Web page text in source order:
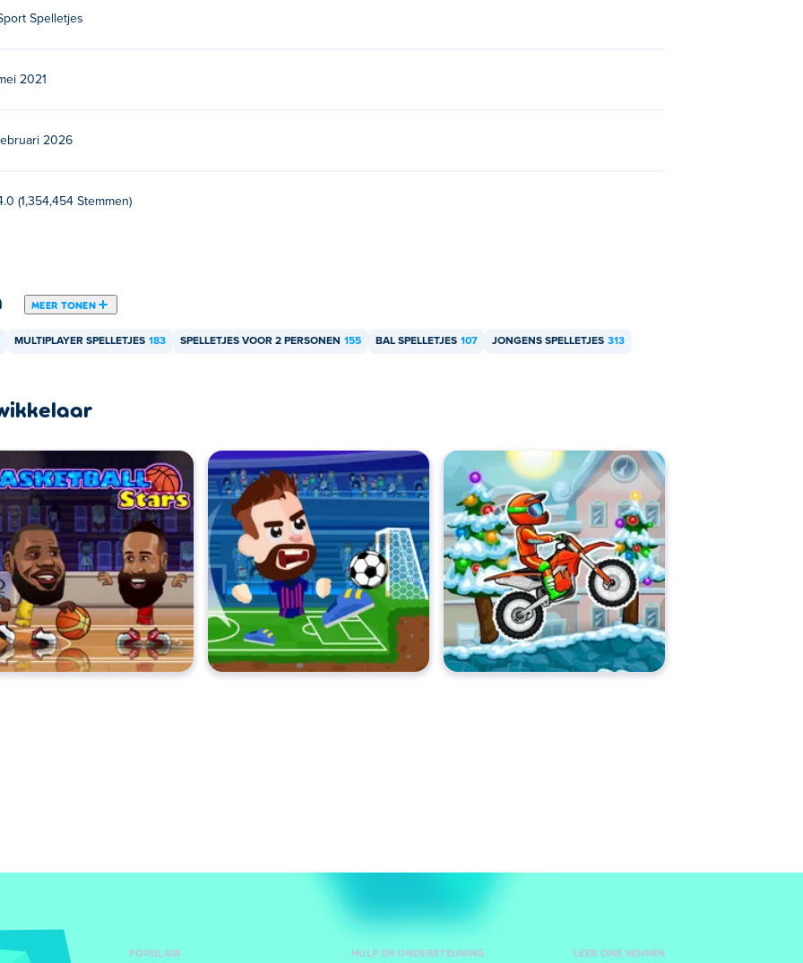
Spelletjes
2021
2026
(1,354,454 Stemmen)
MEER TONEN
MULTIPLAYER SPELLETJES 183 SPELLETJES VOOR 2 PERSONEN 155 BAL SPELLETJES 107 JONGENS SPELLETJES 313
POPULAIR HULP EN ONDERSTEUNING LEER ONS KENNEN